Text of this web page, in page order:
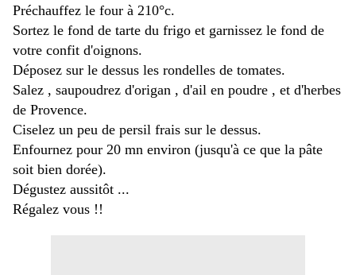
Préchauffez le four à 210°c.
Sortez le fond de tarte du frigo et garnissez le fond de
votre confit d'oignons.
Déposez sur le dessus les rondelles de tomates.
Salez , saupoudrez d'origan , d'ail en poudre , et d'herbes
de Provence.
Ciselez un peu de persil frais sur le dessus.
Enfournez pour 20 mn environ (jusqu'à ce que la pâte
soit bien dorée).
Dégustez aussitôt ...
Régalez vous !!